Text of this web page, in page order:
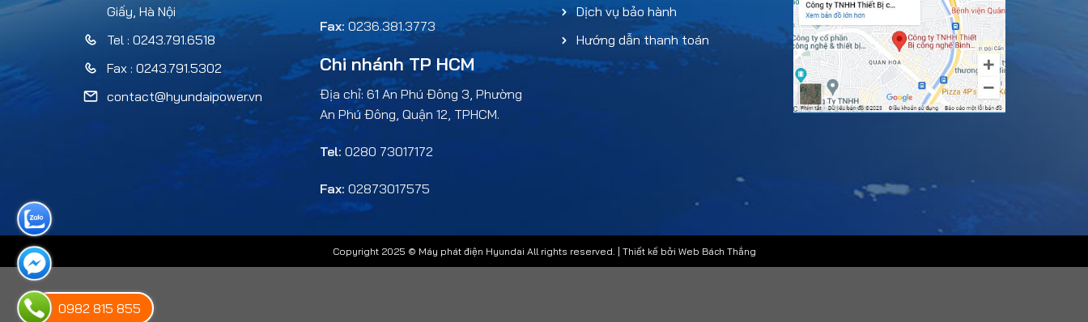
Giấy, Hà Nội
Tel : 0243.791.6518
Fax : 0243.791.5302
contact@hyundaipower.vn
Fax: 0236.381.3773
Chi nhánh TP HCM
Địa chỉ: 61 An Phú Đông 3, Phường
An Phú Đông, Quận 12, TPHCM.
Tel: 0280 73017172
Fax: 02873017575
Dịch vụ bảo hành
Hướng dẫn thanh toán
0982 815 855
Copyright 2025 © Máy phát điện Hyundai All rights reserved. | Thiết kế bởi Web Bách Thắng